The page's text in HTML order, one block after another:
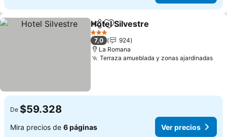
CompartirAgregar a favoritos
Hotel Silvestre
3 Estrellas
7,0
924
La Romana
Terraza amueblada y zonas ajardinadas
De $59.328
Mira precios de 6 páginas Ver precios